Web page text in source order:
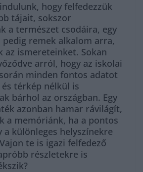
hogy felfedezzük
tájait, sokszor
a természet csodáira, egy
remek alkalom arra,
az ismereteinket. Sokan
arról, hogy az iskolai
minden fontos adatot
térkép nélkül is
bárhol az országban. Egy
azonban hamar rávilágít,
a memóriánk, ha a pontos
a különleges helyszínekre
te is igazi felfedező
részletekre is